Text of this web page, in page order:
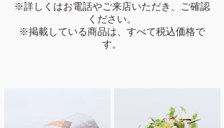
※詳しくはお電話やご来店いただき、ご確認
ください。
​※掲載している商品は、すべて税込価格で
す。